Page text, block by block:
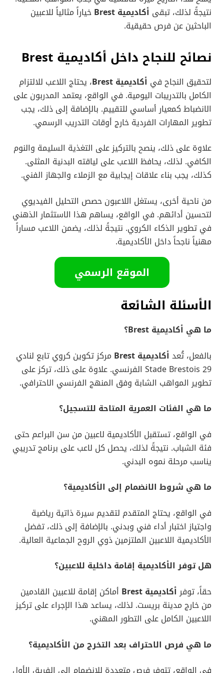
نتيجةً لذلك، تبقى أكاديمية Brest
خياراً مثالياً للاعبين
الباحثين عن فرص حقيقية.
نصائح للنجاح داخل أكاديمية Brest
لتحقيق النجاح في أكاديمية Brest
، يحتاج اللاعب للالتزام
الكامل بالتدريبات اليومية. في الواقع، يعتمد المدربون على
الانضباط كمعيار أساسي للتقييم. بالإضافة إلى ذلك، يجب
تطوير المهارات الفردية خارج أوقات التدريب الرسمي.
علاوة على ذلك، ينصح بالتركيز على التغذية السليمة والنوم
الكافي. لذلك، يحافظ اللاعب على لياقته البدنية المثلى.
كذلك، يجب بناء علاقات إيجابية مع الزملاء والجهاز الفني.
من ناحية أخرى، يستغل اللاعبون حصص التحليل الفيديوي
لتحسين أدائهم. في الواقع، يساهم هذا الاستثمار الذهني
في تطوير الذكاء الكروي. نتيجةً لذلك، يضمن اللاعب مساراً
مهنياً ناجحاً داخل الأكاديمية.
الموقع الرسمي
الأسئلة الشائعة
ما هي أكاديمية Brest؟
بالفعل، تُعد أكاديمية Brest
مركز تكوين كروي تابع لنادي
Stade Brestois 29 الفرنسي. علاوة على ذلك، تركز على
تطوير المواهب الشابة وفق المنهج الفرنسي الاحترافي.
ما هي الفئات العمرية المتاحة للتسجيل؟
في الواقع، تستقبل الأكاديمية لاعبين من سن البراعم حتى
فئة الشباب. نتيجةً لذلك، يحصل كل لاعب على برنامج تدريبي
يناسب مرحلة نموه البدني.
ما هي شروط الانضمام إلى الأكاديمية؟
في الواقع، يحتاج المتقدم لتقديم سيرة ذاتية رياضية
واجتياز اختبار أداء فني وبدني. بالإضافة إلى ذلك، تفضل
الأكاديمية اللاعبين الملتزمين ذوي الروح الجماعية العالية.
هل توفر الأكاديمية إقامة داخلية للاعبين؟
حقاً، توفرأكاديمية Brest
أماكن إقامة للاعبين القادمين
من خارج مدينة بريست. لذلك، يساعد هذا الإجراء على تركيز
اللاعبين الكامل على التطور المهني.
ما هي فرص الاحتراف بعد التخرج من الأكاديمية؟